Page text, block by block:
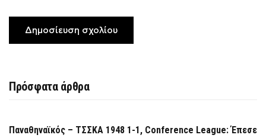
Πρόσφατα άρθρα
Παναθηναϊκός – ΤΣΣΚΑ 1948 1-1, Conference League: Έπεσε